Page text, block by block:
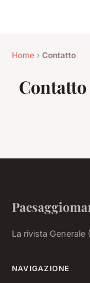
Home › Contatto
Contatto
La rivista Generale
NAVIGAZIONE